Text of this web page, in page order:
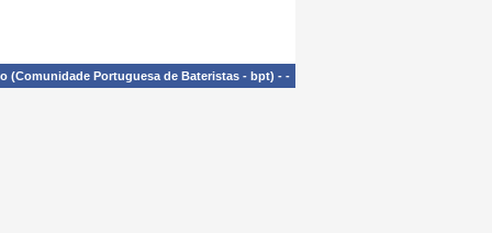
(Comunidade Portuguesa de Bateristas - bpt) - -